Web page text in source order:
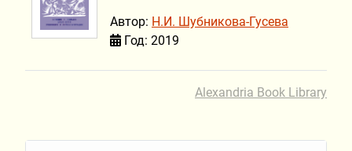
Автор: Н.И. Шубникова-Гусева
Год: 2019
Alexandria Book Library